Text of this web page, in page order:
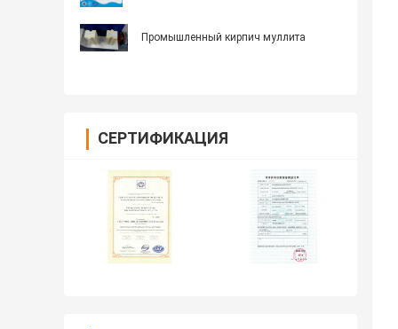
Промышленный кирпич муллита
СЕРТИФИКАЦИЯ